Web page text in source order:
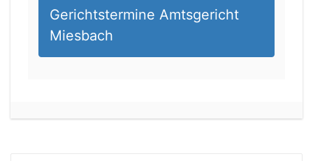
Gerichtstermine Amtsgericht
Miesbach
21.08.2026 13:00 Uhr